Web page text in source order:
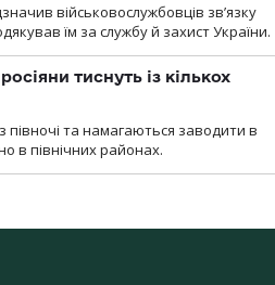
військовослужбовців зв’язку
їм за службу й захист України.
тиснуть із кількох
півночі та намагаються заводити в
в північних районах.